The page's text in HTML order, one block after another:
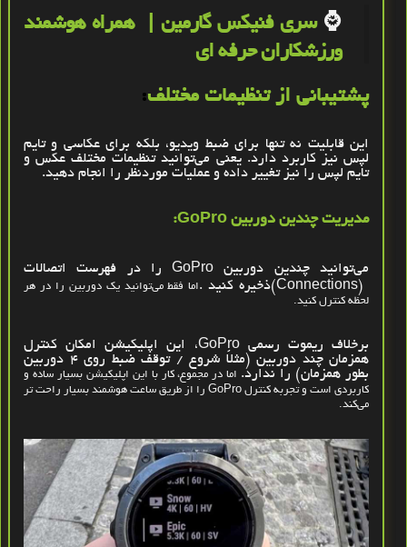
⌚️سری فنیکس گارمین | همراه هوشمند
ورزشکاران حرفه ای
پشتیبانی از تنظیمات مختلف:
این قابلیت نه ‌تنها برای ضبط ویدیو، بلکه برای عکاسی و تایم‌
لپس نیز کاربرد دارد. یعنی می‌توانید تنظیمات مختلف عکس و
تایم ‌لپس را نیز تغییر داده و عملیات موردنظر را انجام دهید.
مدیریت چندین دوربین :GoPro
می‌توانید چندین دوربینGoPro را در فهرست اتصالات
(Connections)ذخیره کنید.اما فقط می‌توانید یک دوربین را در هر
لحظه کنترل کنید.
برخلاف ریموت رسمیGoPro، این اپلیکیشن امکان کنترل
همزمان چند دوربین (مثلاً شروع / توقف ضبط روی۴ دوربین
بطور همزمان) را ندارد. اما در مجموع، کار با این اپلیکیشن بسیار ساده و
کاربردی است و تجربه کنترل GoPro را از طریق ساعت هوشمند بسیار راحت ‌تر
می‌کند.